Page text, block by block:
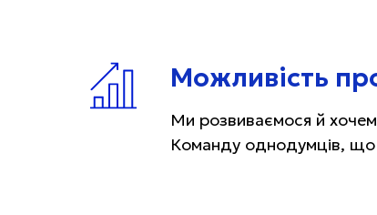
Можливість
Ми розвиваємося й
Команду однодумців, що